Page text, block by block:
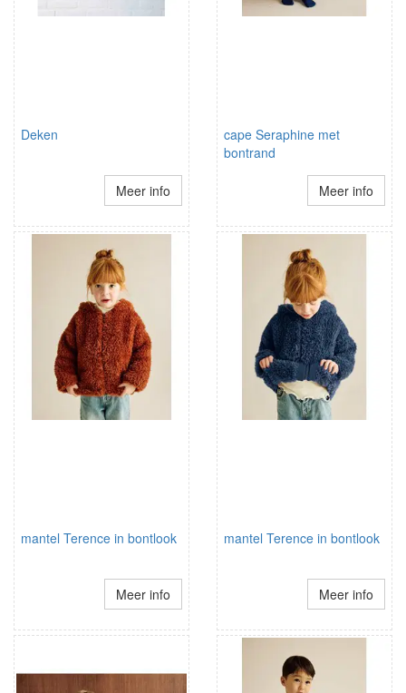
Deken
Meer info
cape Seraphine met
bontrand
Meer info
mantel Terence in bontlook
Meer info
mantel Terence in bontlook
Meer info